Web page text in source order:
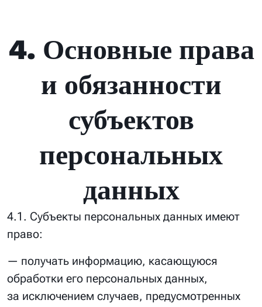
4. Основные права
и обязанности
субъектов
персональных
данных
4.1. Субъекты персональных данных имеют
право:
— получать информацию, касающуюся
обработки его персональных данных,
за исключением случаев, предусмотренных